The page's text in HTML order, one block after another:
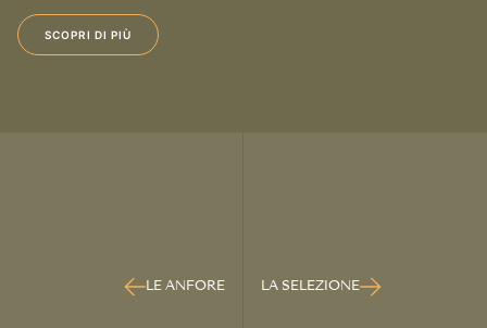
SCOPRI DI PIÙ
LE ANFORE LA SELEZIONE